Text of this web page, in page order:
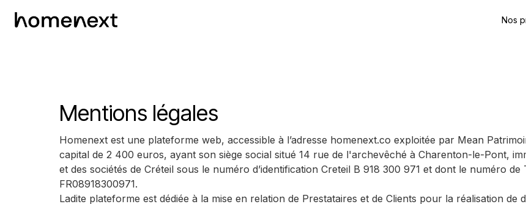
Nos
Mentions légales
Homenext est une plateforme web, accessible à l’adresse homenext.co exploitée par Mean
capital de 2 400 euros, ayant son siège social situé 14 rue de l'archevêché à Charenton-le-Pont,
et des sociétés de Créteil sous le numéro d’identification Creteil B 918 300 971 et dont le numéro
FR08918300971.
Ladite plateforme est dédiée à la mise en relation de Prestataires et de Clients pour la réalisation de